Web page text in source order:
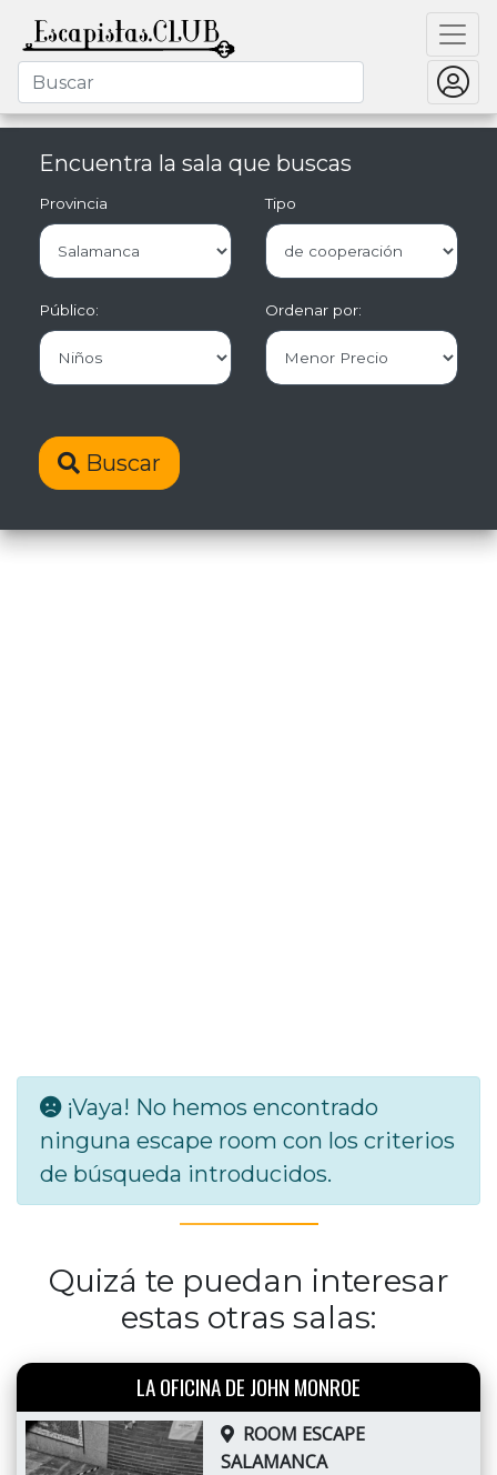
Encuentra la sala que buscas
Provincia Tipo
Público: Ordenar por:
Buscar
¡Vaya! No hemos encontrado
ninguna escape room con los criterios
de búsqueda introducidos.
Quizá te puedan interesar
estas otras salas:
LA OFICINA DE JOHN MONROE
ROOM ESCAPE
SALAMANCA